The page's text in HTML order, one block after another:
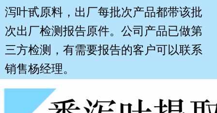
泻叶甙原料，出厂每批次产品都带该批
次出厂检测报告原件。公司产品已做第
三方检测，有需要报告的客户可以联系
销售杨经理。